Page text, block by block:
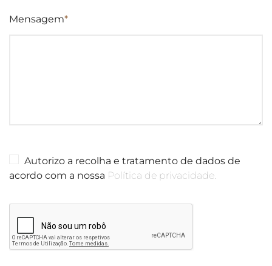
Mensagem*
Autorizo a recolha e tratamento de dados de
acordo com a nossa Política de privacidade.